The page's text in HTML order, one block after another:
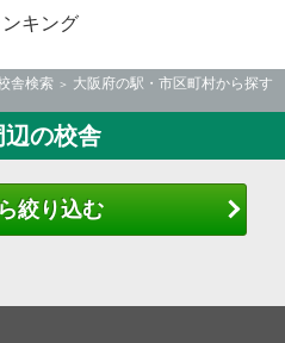
キング
舎検索
大阪府の駅・市区町村から探す
辺の校舎
絞り込む